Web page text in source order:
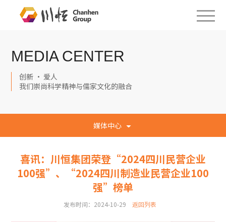
MEDIA CENTER
创新 · 爱人
我们崇尚科学精神与儒家文化的融合
媒体中心
喜讯：川恒集团荣登“2024四川民营企业
100强”、“2024四川制造业民营企业100
强”榜单
发布时间：2024-10-29 返回列表